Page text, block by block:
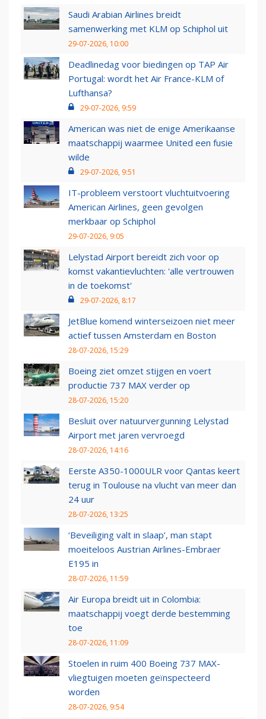
Saudi Arabian Airlines breidt
samenwerking met KLM op Schiphol uit
29-07-2026, 10:00
Deadlinedag voor biedingen op TAP Air
Portugal: wordt het Air France-KLM of
Lufthansa?
29-07-2026, 9:59
American was niet de enige Amerikaanse
maatschappij waarmee United een fusie
wilde
29-07-2026, 9:51
IT-probleem verstoort vluchtuitvoering
American Airlines, geen gevolgen
merkbaar op Schiphol
29-07-2026, 9:05
Lelystad Airport bereidt zich voor op
komst vakantievluchten: 'alle vertrouwen
in de toekomst'
29-07-2026, 8:17
JetBlue komend winterseizoen niet meer
actief tussen Amsterdam en Boston
28-07-2026, 15:29
Boeing ziet omzet stijgen en voert
productie 737 MAX verder op
28-07-2026, 15:20
Besluit over natuurvergunning Lelystad
Airport met jaren vervroegd
28-07-2026, 14:16
Eerste A350-1000ULR voor Qantas keert
terug in Toulouse na vlucht van meer dan
24 uur
28-07-2026, 13:25
‘Beveiliging valt in slaap’, man stapt
moeiteloos Austrian Airlines-Embraer
E195 in
28-07-2026, 11:59
Air Europa breidt uit in Colombia:
maatschappij voegt derde bestemming
toe
28-07-2026, 11:09
Stoelen in ruim 400 Boeing 737 MAX-
vliegtuigen moeten geïnspecteerd
worden
28-07-2026, 9:54